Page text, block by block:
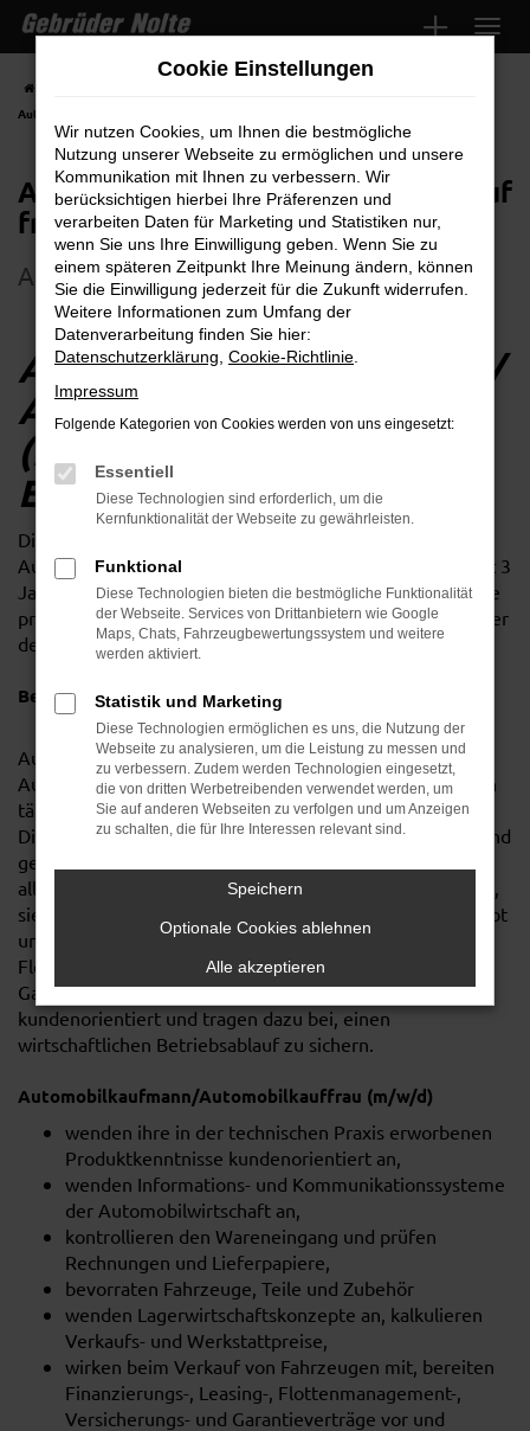
Zum
Hauptinhalt
springen
Automobilkaufmann/Automobilkauffrau
Automobilkaufmann/Automobilkauf
frau
Ausbildung bei Gebrüder Nolte
AUTOMOBILKAUFMANN/
AUTOMOBILKAUFFRAU
(M/W/D) - WAS
ERWARTET MICH?
Die Ausbildungsdauer zum
Automobilkaufmann/Automobilkauffrau (m/w/d) beträgt 3
Jahre und beinhaltet sowohl die theoretische als auch die
praktische Lehre vor Ort. Beginn der Ausbildung ist immer
der 1. August eines Jahres.
Berufsbild
Automobilkaufleute sind in Autohäusern, bei
Automobilherstellern und Importeuren von Automobilen
tätig. Sie sind mit folgenden Arbeitsgebieten befasst:
Disposition, Beschaffung, Vertrieb, Verkauf von neuen und
gebrauchten Kraftfahrzeugen, Kundendienst. Sie bieten
alle das Kraftfahrzeug betreffenden Dienstleistungen an,
sie sind insbesondere mit der Vorbereitung, dem Angebot
und der Vermittlung von Finanzierungs-, Leasing-,
Flottenmanagement-, Versicherungs- und
Garantieverträgen befasst. Automobilkaufleute arbeiten
kundenorientiert und tragen dazu bei, einen
wirtschaftlichen Betriebsablauf zu sichern.
Automobilkaufmann/Automobilkauffrau (m/w/d)
wenden ihre in der technischen Praxis erworbenen
Produktkenntnisse kundenorientiert an,
wenden Informations- und Kommunikationssysteme
der Automobilwirtschaft an,
kontrollieren den Wareneingang und prüfen
Rechnungen und Lieferpapiere,
bevorraten Fahrzeuge, Teile und Zubehör
wenden Lagerwirtschaftskonzepte an, kalkulieren
Verkaufs- und Werkstattpreise,
wirken beim Verkauf von Fahrzeugen mit, bereiten
Finanzierungs-, Leasing-, Flottenmanagement-,
Versicherungs- und Garantieverträge vor und
Cookie Einstellungen
Wir nutzen Cookies, um Ihnen die bestmögliche
Nutzung unserer Webseite zu ermöglichen und unsere
Kommunikation mit Ihnen zu verbessern. Wir
berücksichtigen hierbei Ihre Präferenzen und
verarbeiten Daten für Marketing und Statistiken nur,
wenn Sie uns Ihre Einwilligung geben. Wenn Sie zu
einem späteren Zeitpunkt Ihre Meinung ändern, können
Sie die Einwilligung jederzeit für die Zukunft widerrufen.
Weitere Informationen zum Umfang der
Datenverarbeitung finden Sie hier:
Datenschutzerklärung Cookie-Richtlinie
Impressum
Folgende Kategorien von Cookies werden von uns eingesetzt:
Essentiell
Diese Technologien sind erforderlich, um die
Kernfunktionalität der Webseite zu gewährleisten.
Funktional
Diese Technologien bieten die bestmögliche Funktionalität
der Webseite. Services von Drittanbietern wie Google
Maps, Chats, Fahrzeugbewertungssystem und weitere
werden aktiviert.
Statistik und Marketing
Diese Technologien ermöglichen es uns, die Nutzung der
Webseite zu analysieren, um die Leistung zu messen und
zu verbessern. Zudem werden Technologien eingesetzt,
die von dritten Werbetreibenden verwendet werden, um
Sie auf anderen Webseiten zu verfolgen und um Anzeigen
zu schalten, die für Ihre Interessen relevant sind.
Speichern
Optionale Cookies ablehnen
Alle akzeptieren